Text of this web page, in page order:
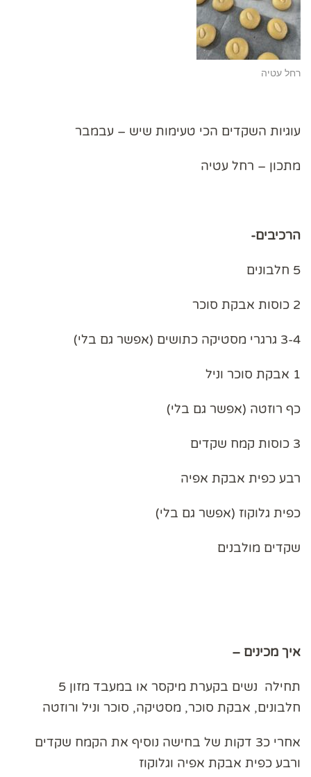
רחל עטיה
עוגיות השקדים הכי טעימות שיש – עבמבר
מתכון – רחל עטיה
הרכיבים-
5 חלבונים
2 כוסות אבקת סוכר
3-4 גרגרי מסטיקה כתושים (אפשר גם בלי)
1 אבקת סוכר וניל
כף רוזטה (אפשר גם בלי)
3 כוסות קמח שקדים
רבע כפית אבקת אפיה
כפית גלוקוז (אפשר גם בלי)
שקדים מולבנים
איך מכינים –
תחילה נשים בקערת מיקסר או במעבד מזון 5
חלבונים, אבקת סוכר, מסטיקה, סוכר וניל ורוזטה
אחרי כ3 דקות של בחישה נוסיף את הקמח שקדים
ורבע כפית אבקת אפיה וגלוקוז